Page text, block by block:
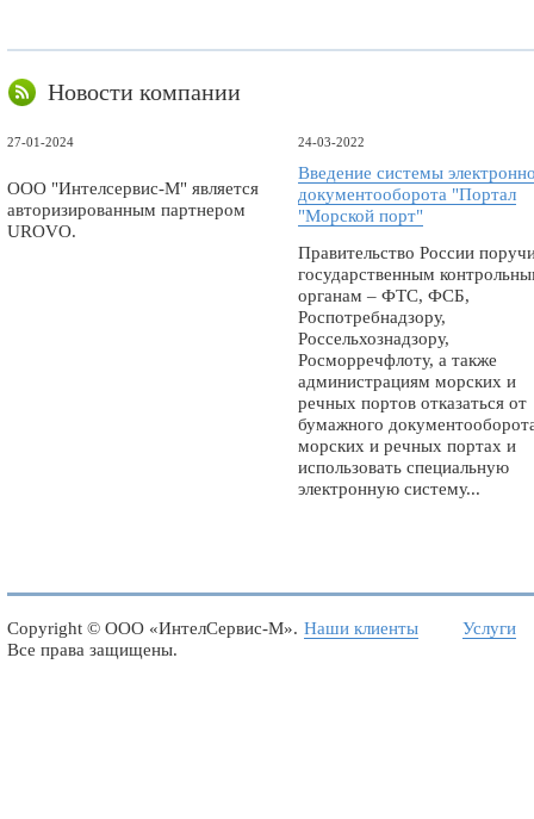
Новости компании
27-01-2024
ООО "Интелсервис-М" является
авторизированным партнером
UROVO.
24-03-2022
Введение системы
документооборота "Портал
"Морской порт"
Правительство России
государственным
органам – ФТС, ФСБ,
Роспотребнадзору,
Россельхознадзору,
Росморречфлоту, а также
администрациям морских и
речных портов отказаться от
бумажного
морских и речных портах и
использовать специальную
электронную систему...
Copyright © ООО «ИнтелСервис-М».
Все права защищены.
Наши клиенты Услуги